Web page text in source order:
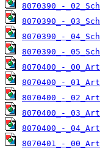
8070390_-
8070390_-
8070390_-
8070390_-
8070400_-
8070400_-
8070400_-
8070400_-
8070400_-
8070401_-